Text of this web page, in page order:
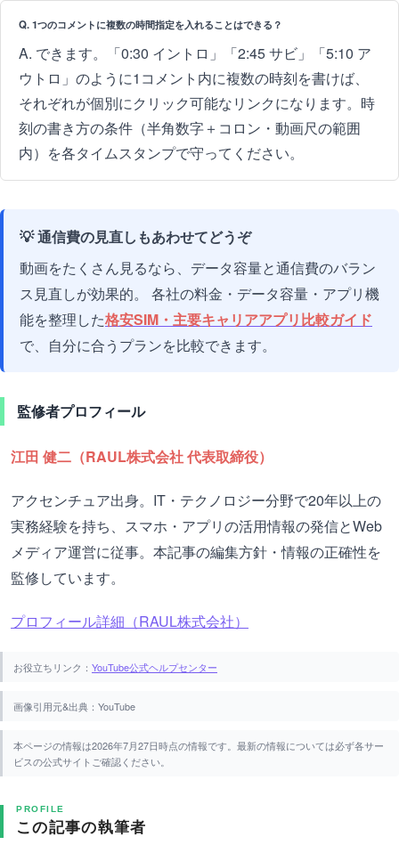
Q. 1つのコメントに複数の時間指定を入れることはできる？
A. できます。「0:30 イントロ」「2:45 サビ」「5:10 ア
ウトロ」のように1コメント内に複数の時刻を書けば、
それぞれが個別にクリック可能なリンクになります。時
刻の書き方の条件（半角数字＋コロン・動画尺の範囲
内）を各タイムスタンプで守ってください。
💡 通信費の見直しもあわせてどうぞ
動画をたくさん見るなら、データ容量と通信費のバラン
ス見直しが効果的。 各社の料金・データ容量・アプリ機
能を整理した格安SIM・主要キャリアアプリ比較ガイド
で、自分に合うプランを比較できます。
監修者プロフィール
江田 健二（RAUL株式会社 代表取締役）
アクセンチュア出身。IT・テクノロジー分野で20年以上の
実務経験を持ち、スマホ・アプリの活用情報の発信とWeb
メディア運営に従事。本記事の編集方針・情報の正確性を
監修しています。
プロフィール詳細（RAUL株式会社）
お役立ちリンク： YouTube公式ヘルプセンター
画像引用元&出典：YouTube
本ページの情報は2026年7月27日時点の情報です。最新の情報については必ず各サー
ビスの公式サイトご確認ください。
PROFILE
この記事の執筆者